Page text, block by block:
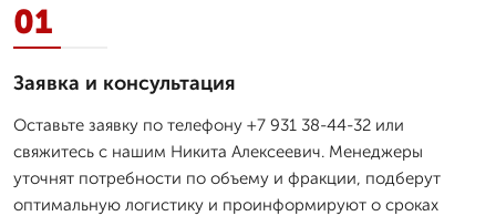
01
Заявка и консультация
Оставьте заявку по телефону +7 931 38-44-32 или
свяжитесь с нашим Никита Алексеевич. Менеджеры
уточнят потребности по объему и фракции, подберут
оптимальную логистику и проинформируют о сроках